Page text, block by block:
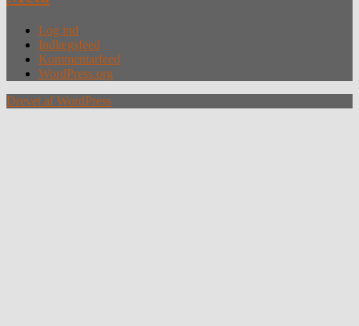
Log ind
Indlægsfeed
Kommentarfeed
WordPress.org
Drevet af WordPress